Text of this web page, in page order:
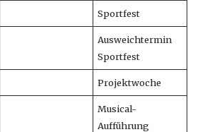
Sportfest
Ausweichtermin
Sportfest
Projektwoche
Musical-
Aufführung